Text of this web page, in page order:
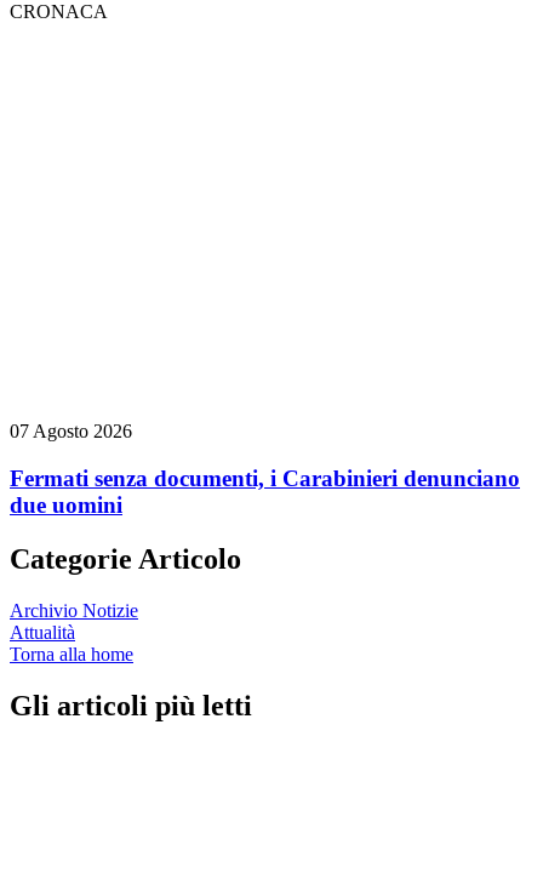
CRONACA
07 Agosto 2026
Fermati senza documenti, i Carabinieri denunciano
due uomini
Categorie Articolo
Archivio Notizie
Attualità
Torna alla home
Gli articoli più letti